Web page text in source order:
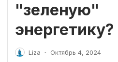
"зеленую"
энергетику?
Liza - Октябрь 4, 2024